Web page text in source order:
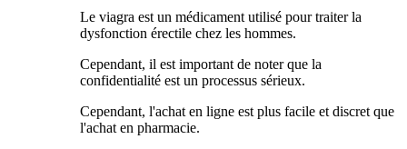
Le viagra est un médicament utilisé pour traiter la
dysfonction érectile chez les hommes.
Cependant, il est important de noter que la
confidentialité est un processus sérieux.
Cependant, l'achat en ligne est plus facile et discret que
l'achat en pharmacie.